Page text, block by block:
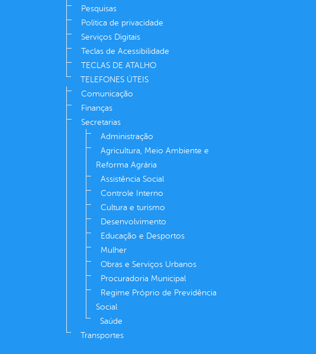
Pesquisas
Política de privacidade
Serviços Digitais
Teclas de Acessibilidade
TECLAS DE ATALHO
TELEFONES ÚTEIS
Comunicação
Finanças
Secretarias
Administração
Agricultura, Meio Ambiente e
Reforma Agrária
Assistência Social
Controle Interno
Cultura e turismo
Desenvolvimento
Educação e Desportos
Mulher
Obras e Serviços Urbanos
Procuradoria Municipal
Regime Próprio de Previdência
Social
Saúde
Transportes